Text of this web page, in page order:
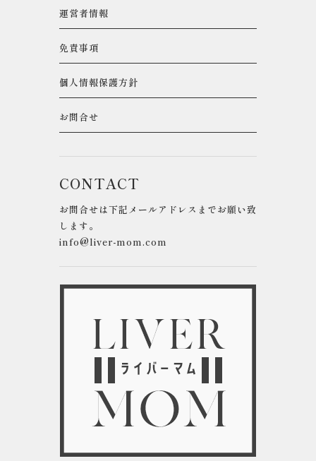
運営者情報
免責事項
個人情報保護方針
お問合せ
CONTACT
お問合せは下記メールアドレスまでお願い致
します。
info@liver-mom.com